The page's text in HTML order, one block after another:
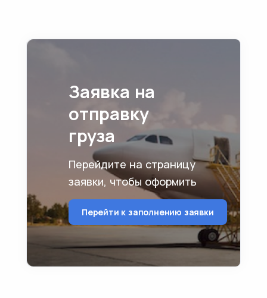
Заявка на
отправку
груза
Перейдите на страницу
заявки, чтобы оформить
Перейти к заполнению заявки